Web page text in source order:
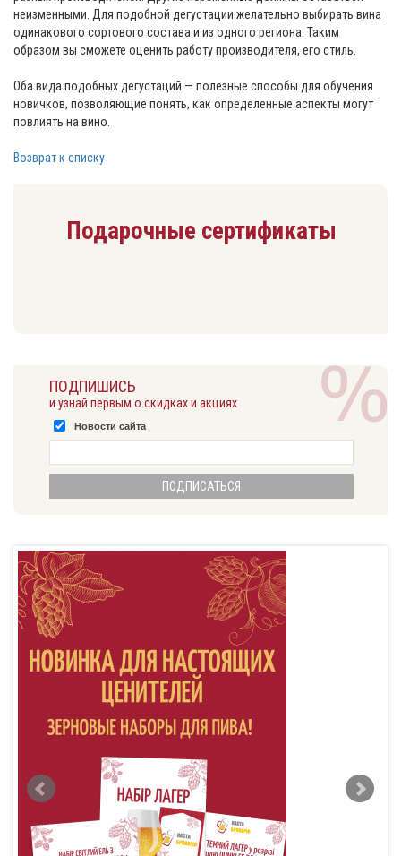
неизменными. Для подобной дегустации желательно выбирать вина
одинакового сортового состава и из одного региона. Таким
образом вы сможете оценить работу производителя, его стиль.
Оба вида подобных дегустаций — полезные способы для обучения
новичков, позволяющие понять, как определенные аспекты могут
повлиять на вино.
Возврат к списку
Подарочные сертификаты
ПОДПИШИСЬ
и узнай первым о скидках и акциях
Новости сайта